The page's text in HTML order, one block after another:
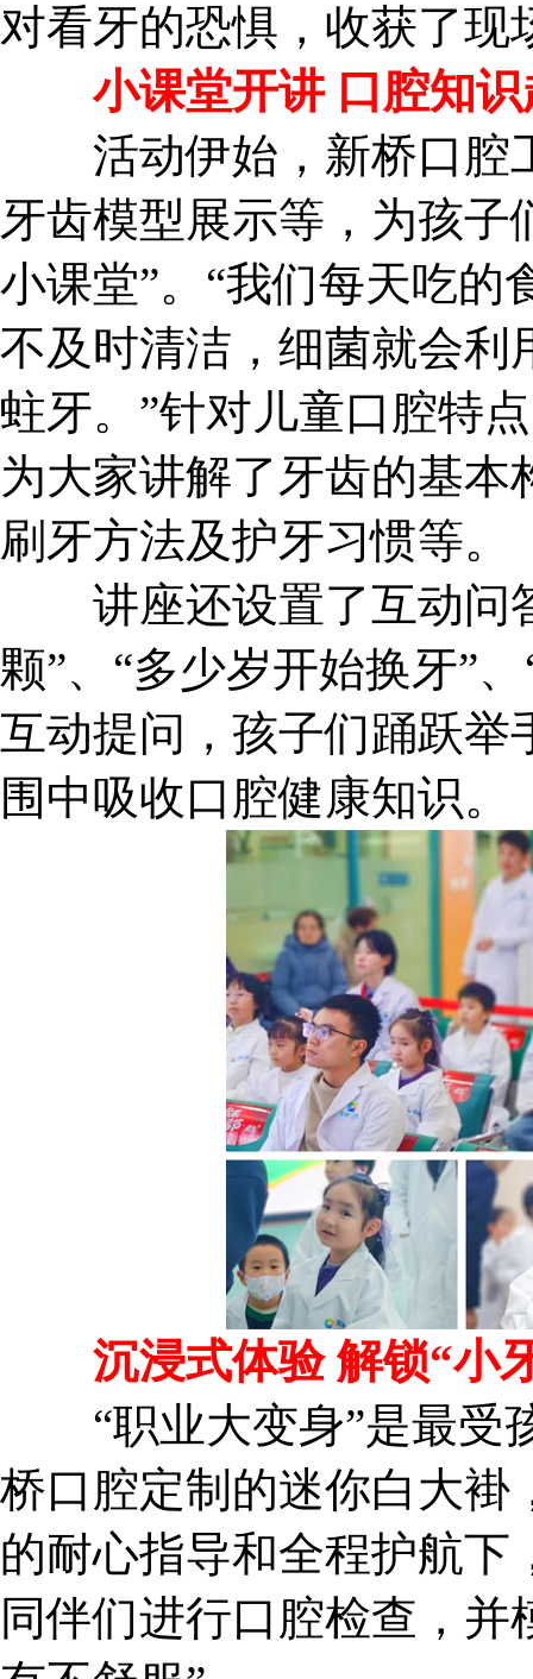
对看牙的恐惧，收获了现
小课堂开讲 口腔知识
活动伊始，新桥口腔
牙齿模型展示等，为孩子
小课堂”。“我们每天吃的
不及时清洁，细菌就会利
蛀牙。”针对儿童口腔特
为大家讲解了牙齿的基
刷牙方法及护牙习惯等。
讲座还设置了互动问
颗”、“多少岁开始换牙”
互动提问，孩子们踊跃举
围中吸收口腔健康知识。
沉浸式体验 解锁“小
“职业大变身”是最受
桥口腔定制的迷你白大褂
的耐心指导和全程护航
同伴们进行口腔检查，